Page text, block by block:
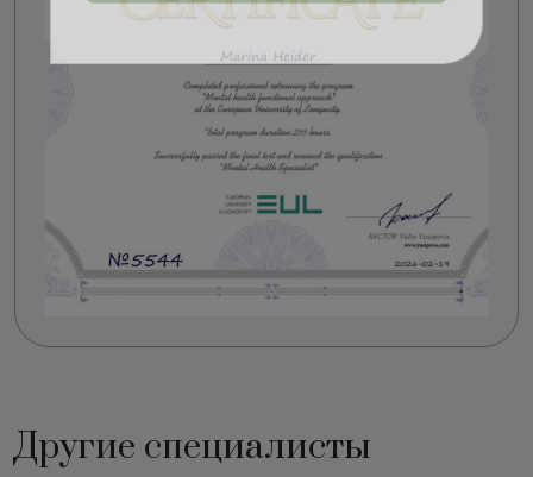
Другие специалисты